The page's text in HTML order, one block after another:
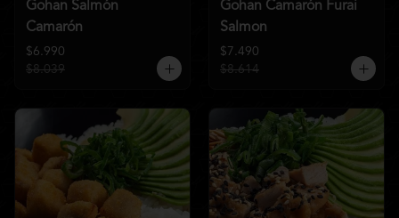
Gohan Salmón
Camarón
$6.990
$8.039
Gohan Camarón Furai
Salmon
$7.490
$8.614